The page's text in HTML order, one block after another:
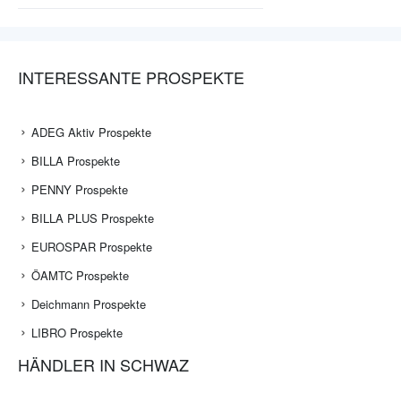
INTERESSANTE PROSPEKTE
ADEG Aktiv Prospekte
BILLA Prospekte
PENNY Prospekte
BILLA PLUS Prospekte
EUROSPAR Prospekte
ÖAMTC Prospekte
Deichmann Prospekte
LIBRO Prospekte
HÄNDLER IN SCHWAZ